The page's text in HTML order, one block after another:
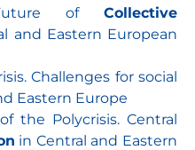
of Collective
and Eastern European
Challenges for social
Eastern Europe
the Polycrisis. Central
in Central and Eastern